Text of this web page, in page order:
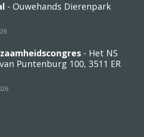
- Ouwehands Dierenpark
- Het NS
Puntenburg 100, 3511 ER